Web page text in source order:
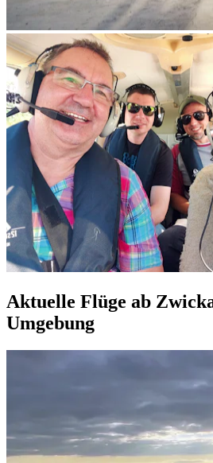
Aktuelle Flüge ab
Umgebung